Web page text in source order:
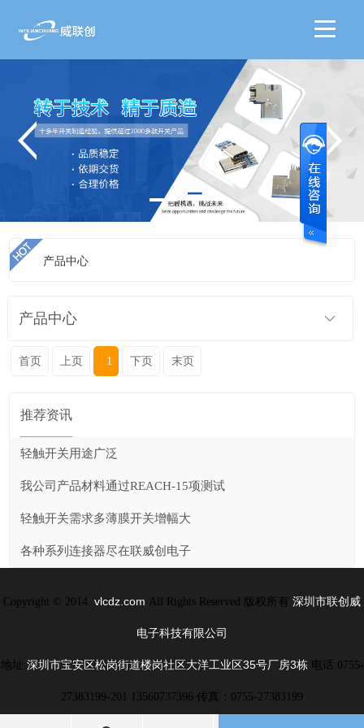
产品中心
产品中心
首页 上页 1 下页 末页
推荐资讯
轻触开关用途广泛
我公司产品材料通过REACH-15项测试
轻触开关需求多薄膜开关增幅大
各种系列连接器尽在联威创电子
Copyright © 2014. vlcdz.com All Rights Reserved 版权所有 深圳市联创威
电子科技有限公司
地址: 深圳市宝安区松岗街道楼岗社区大洋工业区35号厂房3栋 电话:0755-
27383199-201 13560737396 传真：0755-27383199